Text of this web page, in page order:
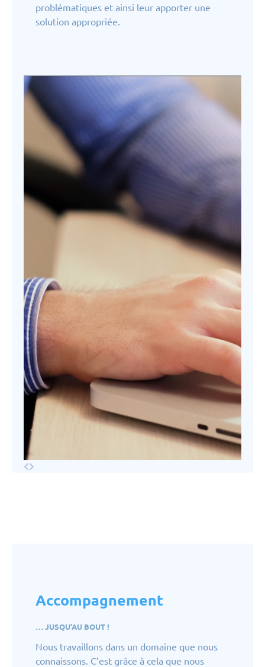
problématiques et ainsi leur apporter une
solution appropriée.
Accompagnement
… JUSQU’AU BOUT !
Nous travaillons dans un domaine que nous
connaissons. C’est grâce à cela que nous